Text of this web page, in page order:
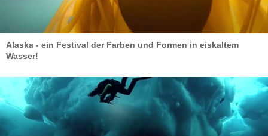
Alaska - ein Festival der Farben und Formen in eiskaltem
Wasser!